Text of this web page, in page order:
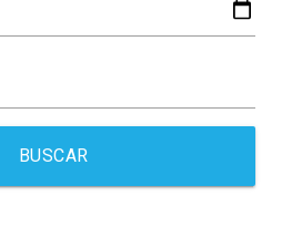
BUSCAR